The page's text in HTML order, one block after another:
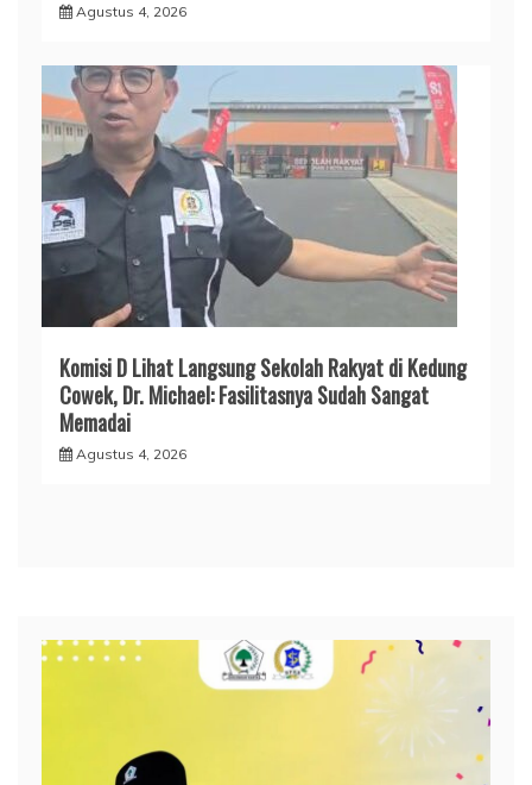
Agustus 4, 2026
Komisi D Lihat Langsung Sekolah Rakyat di Kedung
Cowek, Dr. Michael: Fasilitasnya Sudah Sangat
Memadai
Agustus 4, 2026